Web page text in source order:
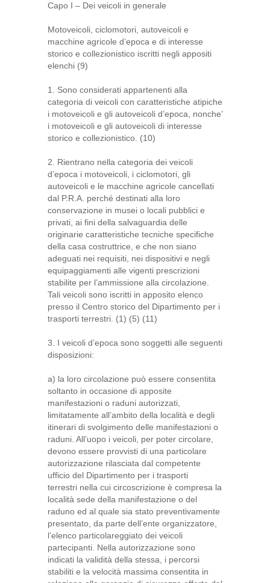
Capo I – Dei veicoli in generale
Motoveicoli, ciclomotori, autoveicoli e
macchine agricole d’epoca e di interesse
storico e collezionistico iscritti negli appositi
elenchi (9)
1. Sono considerati appartenenti alla
categoria di veicoli con caratteristiche atipiche
i motoveicoli e gli autoveicoli d’epoca, nonche’
i motoveicoli e gli autoveicoli di interesse
storico e collezionistico. (10)
2. Rientrano nella categoria dei veicoli
d’epoca i motoveicoli, i ciclomotori, gli
autoveicoli e le macchine agricole cancellati
dal P.R.A. perché destinati alla loro
conservazione in musei o locali pubblici e
privati, ai fini della salvaguardia delle
originarie caratteristiche tecniche specifiche
della casa costruttrice, e che non siano
adeguati nei requisiti, nei dispositivi e negli
equipaggiamenti alle vigenti prescrizioni
stabilite per l’ammissione alla circolazione.
Tali veicoli sono iscritti in apposito elenco
presso il Centro storico del Dipartimento per i
trasporti terrestri. (1) (5) (11)
3. I veicoli d’epoca sono soggetti alle seguenti
disposizioni:
a) la loro circolazione può essere consentita
soltanto in occasione di apposite
manifestazioni o raduni autorizzati,
limitatamente all’ambito della località e degli
itinerari di svolgimento delle manifestazioni o
raduni. All’uopo i veicoli, per poter circolare,
devono essere provvisti di una particolare
autorizzazione rilasciata dal competente
ufficio del Dipartimento per i trasporti
terrestri nella cui circoscrizione è compresa la
località sede della manifestazione o del
raduno ed al quale sia stato preventivamente
presentato, da parte dell’ente organizzatore,
l’elenco particolareggiato dei veicoli
partecipanti. Nella autorizzazione sono
indicati la validità della stessa, i percorsi
stabiliti e la velocità massima consentita in